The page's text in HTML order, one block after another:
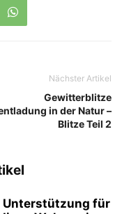
Nächster Artikel
Gewitterblitze
in der Natur –
Blitze Teil 2
Unterstützung für